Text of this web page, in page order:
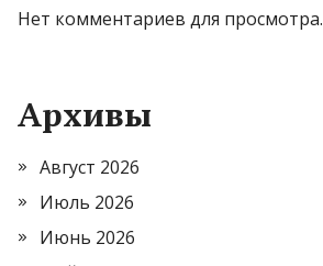
Нет комментариев для просмотра.
Архивы
Август 2026
Июль 2026
Июнь 2026